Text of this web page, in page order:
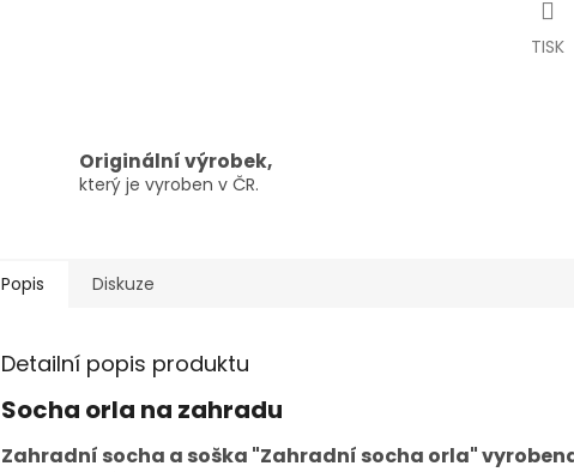
TISK
Originální výrobek,
který je vyroben v ČR.
Popis Diskuze
Detailní popis produktu
Socha orla na zahradu
Zahradní socha a soška "Zahradní socha orla"